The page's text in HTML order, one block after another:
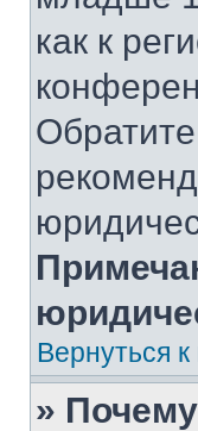
как к
Вернуться
»